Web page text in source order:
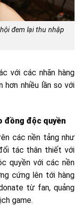
đem lại thu nhập
với các nhãn hàng
hơn nhiều lần so với
đồng độc quyền
các nền tảng như
tác thân thiết với
quyền với các nền
cứng lên tới hàng
từ fan, quảng
game.